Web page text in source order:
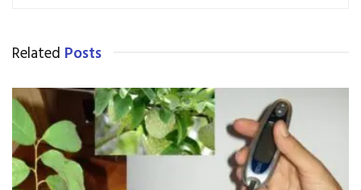
Related Posts